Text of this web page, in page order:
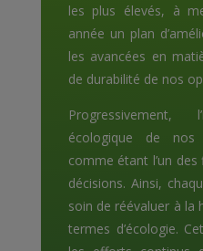
les plus élevés, à
année un plan
les avancées en
de durabilité de nos
écologique de
comme étant l’un
décisions. Ainsi,
soin de réévaluer à la
termes d’écologie.